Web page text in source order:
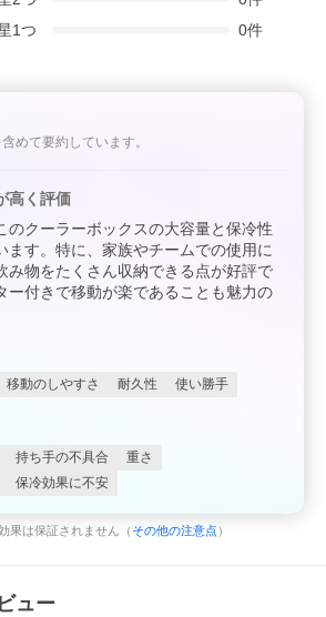
1つ 0件
めて要約しています。
高く評価
のクーラーボックスの大容量と保冷性
ます。特に、家族やチームでの使用に
み物をたくさん収納できる点が好評で
ー付きで移動が楽であることも魅力の
移動のしやすさ 耐久性 使い勝手
持ち手の不具合
重さ
保冷効果に不安
果は保証されません（ その他の注意点 ）
ュー